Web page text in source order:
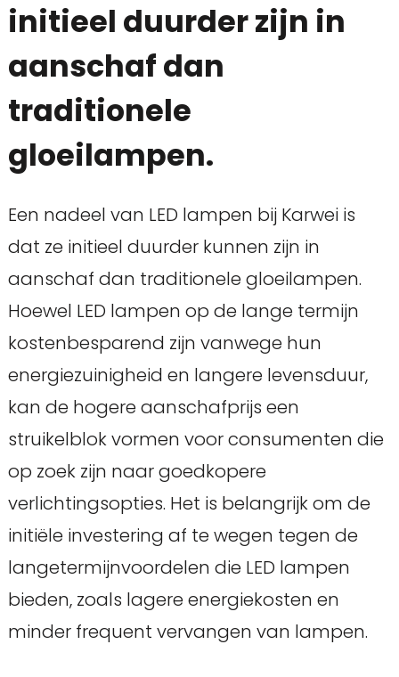
initieel duurder zijn in
aanschaf dan
traditionele
gloeilampen.
Een nadeel van LED lampen bij Karwei is
dat ze initieel duurder kunnen zijn in
aanschaf dan traditionele gloeilampen.
Hoewel LED lampen op de lange termijn
kostenbesparend zijn vanwege hun
energiezuinigheid en langere levensduur,
kan de hogere aanschafprijs een
struikelblok vormen voor consumenten die
op zoek zijn naar goedkopere
verlichtingsopties. Het is belangrijk om de
initiële investering af te wegen tegen de
langetermijnvoordelen die LED lampen
bieden, zoals lagere energiekosten en
minder frequent vervangen van lampen.